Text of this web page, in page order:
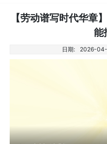
【劳动谱写时代华章
能
日期: 2026-